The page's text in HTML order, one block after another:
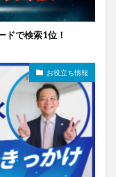
ドで検索1位！
お役立ち情報